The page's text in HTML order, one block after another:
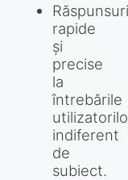
Răspunsuri
rapide
și
precise
la
întrebările
indiferent
de
subiect.